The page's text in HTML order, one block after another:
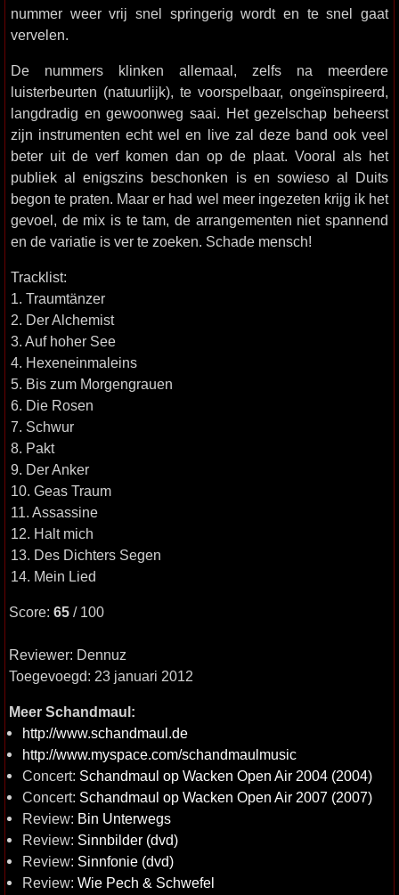
nummer weer vrij snel springerig wordt en te snel gaat
vervelen.
De nummers klinken allemaal, zelfs na meerdere
luisterbeurten (natuurlijk), te voorspelbaar, ongeïnspireerd,
langdradig en gewoonweg saai. Het gezelschap beheerst
zijn instrumenten echt wel en live zal deze band ook veel
beter uit de verf komen dan op de plaat. Vooral als het
publiek al enigszins beschonken is en sowieso al Duits
begon te praten. Maar er had wel meer ingezeten krijg ik het
gevoel, de mix is te tam, de arrangementen niet spannend
en de variatie is ver te zoeken. Schade mensch!
Tracklist:
1. Traumtänzer
2. Der Alchemist
3. Auf hoher See
4. Hexeneinmaleins
5. Bis zum Morgengrauen
6. Die Rosen
7. Schwur
8. Pakt
9. Der Anker
10. Geas Traum
11. Assassine
12. Halt mich
13. Des Dichters Segen
14. Mein Lied
Score: 65 / 100
Reviewer: Dennuz
Toegevoegd: 23 januari 2012
Meer Schandmaul:
http://www.schandmaul.de
http://www.myspace.com/schandmaulmusic
Concert: Schandmaul op Wacken Open Air 2004 (2004)
Concert: Schandmaul op Wacken Open Air 2007 (2007)
Review: Bin Unterwegs
Review: Sinnbilder (dvd)
Review: Sinnfonie (dvd)
Review: Wie Pech & Schwefel